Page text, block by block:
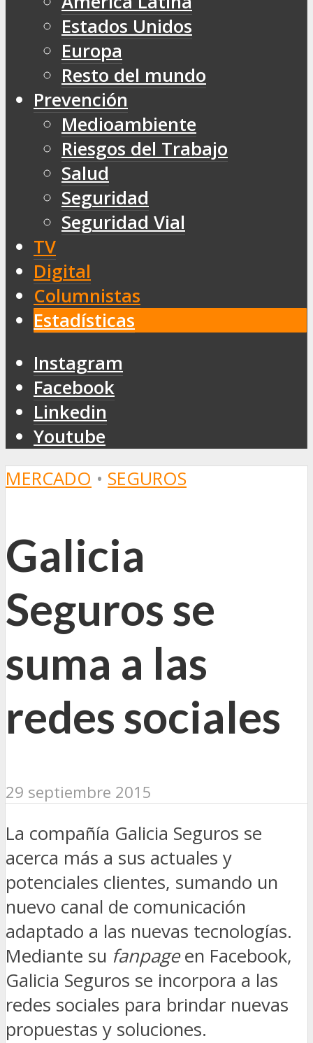
Estados Unidos
Europa
Resto del mundo
Prevención
Medioambiente
Riesgos del Trabajo
Salud
Seguridad
Seguridad Vial
TV
Digital
Columnistas
Estadísticas
Instagram
Facebook
Linkedin
Youtube
MERCADO • SEGUROS
Galicia
Seguros se
suma a las
redes sociales
29 septiembre 2015
La compañía Galicia Seguros se
acerca más a sus actuales y
potenciales clientes, sumando un
nuevo canal de comunicación
adaptado a las nuevas tecnologías.
Mediante su fanpageen Facebook,
Galicia Seguros se incorpora a las
redes sociales para brindar nuevas
propuestas y soluciones.